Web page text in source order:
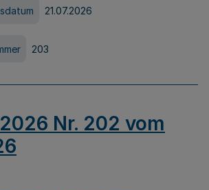
21.07.2026
203
Nr. 202 vom